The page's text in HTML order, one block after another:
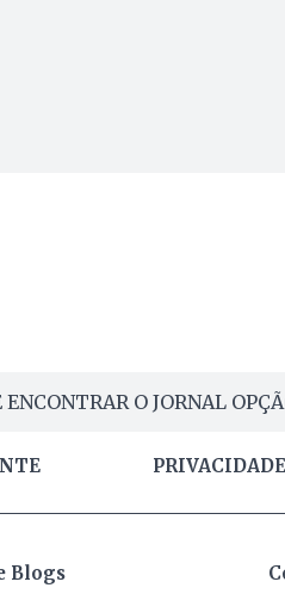
ENCONTRAR O JORNAL
PRIVACIDADE
Blogs